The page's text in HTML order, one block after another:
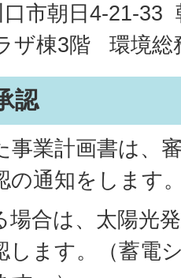
市朝日4-21-33
ザ棟3階 環境総
認
事業計画書は、
の通知をします
場合は、太陽光
します。（蓄電